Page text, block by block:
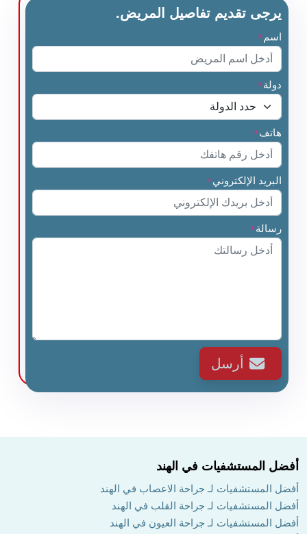
يرجى تقديم تفاصيل المريض.
اسم *
دولة*
هاتف*
البريد الإلكتروني*
رسالة*
أرسل
أفضل المستشفيات في الهند
أفضل المستشفيات لـ جراحة الاعصاب في الهند
أفضل المستشفيات لـ جراحة القلب في الهند
أفضل المستشفيات لـ جراحة العيون في الهند